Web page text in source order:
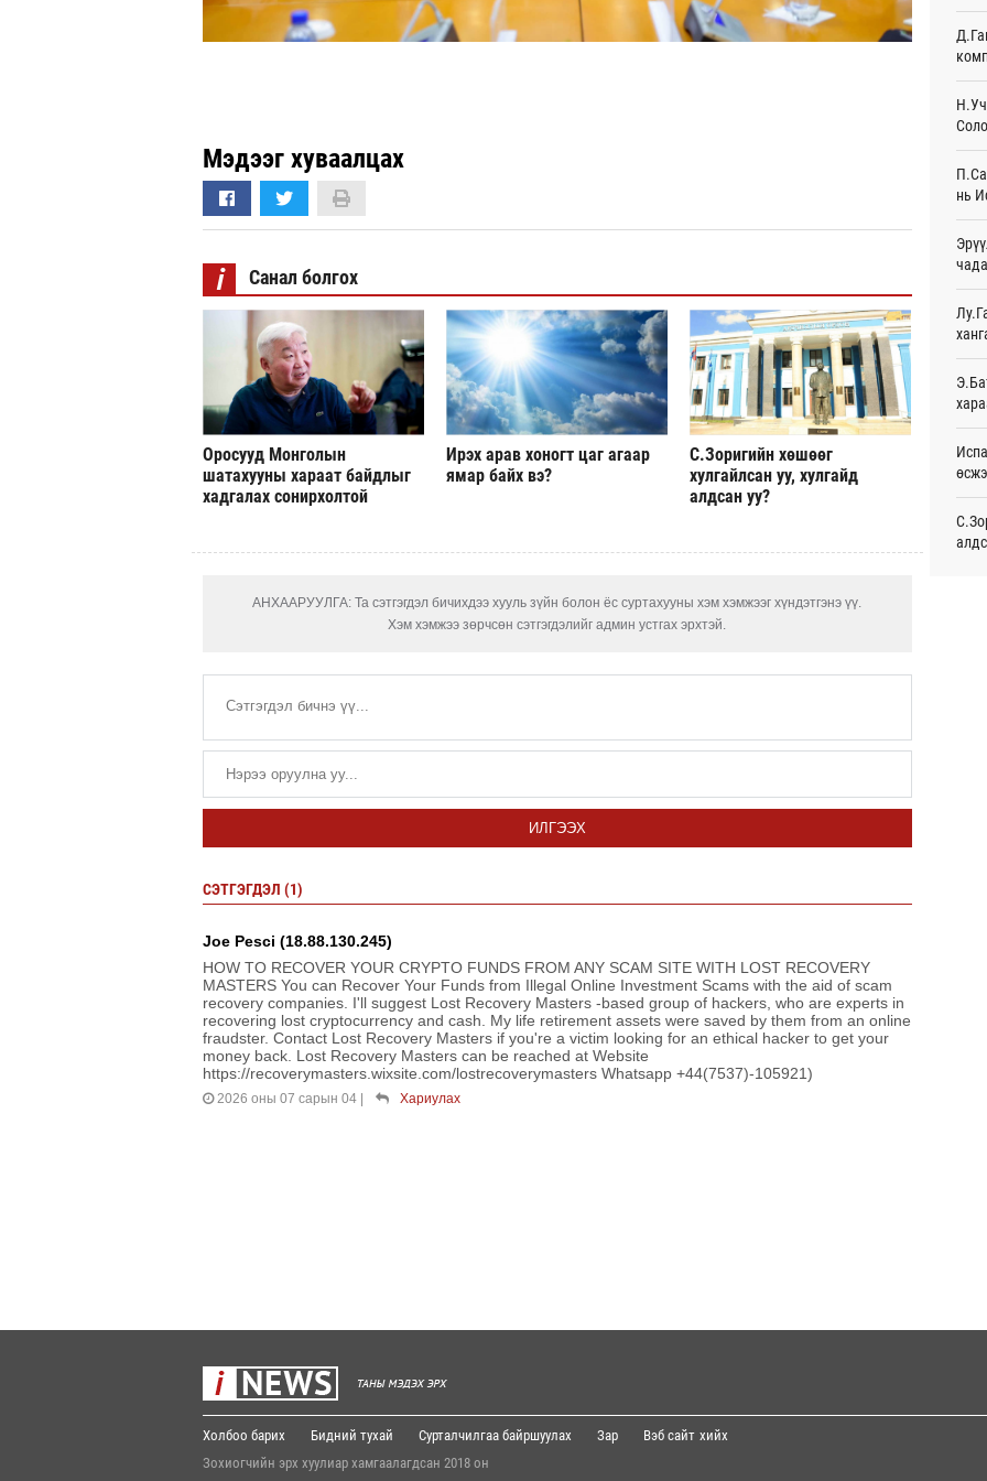
Мэдээг хуваалцах
i Санал болгох
Оросууд Монголын
шатахууны хараат байдлыг
хадгалах сонирхолтой
Ирэх арав хоногт цаг агаар
ямар байх вэ?
С.Зоригийн хөшөөг
хулгайлсан уу, хулгайд
алдсан уу?
АНХААРУУЛГА: Та сэтгэгдэл бичихдээ хууль зүйн болон ёс суртахууны хэм хэмжээг хүндэтгэнэ үү.
Хэм хэмжээ зөрчсөн сэтгэгдэлийг админ устгах эрхтэй.
ИЛГЭЭХ
СЭТГЭГДЭЛ (1)
Joe Pesci (18.88.130.245)
HOW TO RECOVER YOUR CRYPTO FUNDS FROM ANY SCAM SITE WITH LOST RECOVERY
MASTERS You can Recover Your Funds from Illegal Online Investment Scams with the aid of scam
recovery companies. I'll suggest Lost Recovery Masters -based group of hackers, who are experts in
recovering lost cryptocurrency and cash. My life retirement assets were saved by them from an online
fraudster. Contact Lost Recovery Masters if you're a victim looking for an ethical hacker to get your
money back. Lost Recovery Masters can be reached at Website
https://recoverymasters.wixsite.com/lostrecoverymasters Whatsapp +44(7537)-105921)
2026 оны 07 сарын 04 Хариулах
АНУ-
Энэ
нь
Холбоо барих Бидний тухай Сурталчилгаа байршуулах Зар Вэб сайт хийх
Зохиогчийн эрх хуулиар хамгаалагдсан 2018 он